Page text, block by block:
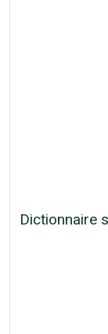
Dictionnaire